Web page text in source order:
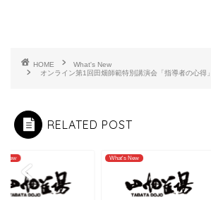
HOME
What's New
オンライン第1回田畑師範特別講演会「指導者の心得」
RELATED POST
New What's New